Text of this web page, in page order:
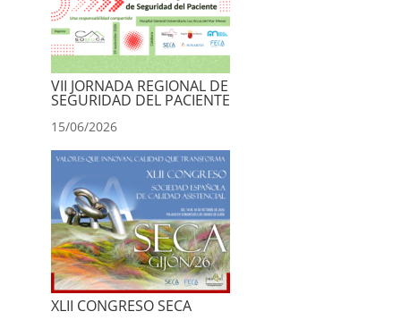
VII JORNADA REGIONAL DE
SEGURIDAD DEL PACIENTE
15/06/2026
XLII CONGRESO SECA